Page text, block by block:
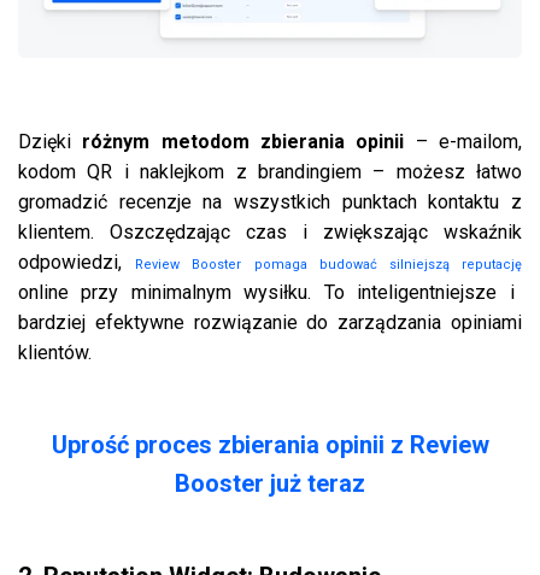
Dzięki różnym metodom zbierania opinii – e-mailom,
kodom QR i naklejkom z brandingiem – możesz łatwo
gromadzić recenzje na wszystkich punktach kontaktu z
klientem. Oszczędzając czas i zwiększając wskaźnik
odpowiedzi,
Review Booster pomaga budować silniejszą reputację
online przy minimalnym wysiłku. To inteligentniejsze i
bardziej efektywne rozwiązanie do zarządzania opiniami
klientów.
Uprość proces zbierania opinii z Review
Booster już teraz